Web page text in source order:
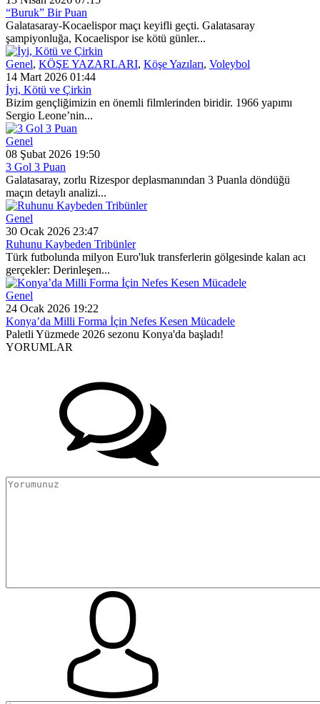
“Buruk” Bir Puan
Galatasaray-Kocaelispor maçı keyifli geçti. Galatasaray
şampiyonluğa, Kocaelispor ise kötü günler...
Genel, KÖŞE YAZARLARI, Köşe Yazıları, Voleybol
14 Mart 2026 01:44
İyi, Kötü ve Çirkin
Bizim gençliğimizin en önemli filmlerinden biridir. 1966 yapımı
Sergio Leone’nin...
Genel
08 Şubat 2026 19:50
3 Gol 3 Puan
Galatasaray, zorlu Rizespor deplasmanından 3 Puanla döndüğü
maçın detaylı analizi...
Genel
30 Ocak 2026 23:47
Ruhunu Kaybeden Tribünler
Türk futbolunda milyon Euro'luk transferlerin gölgesinde kalan acı
gerçekler: Derinleşen...
Genel
24 Ocak 2026 19:22
Konya’da Milli Forma İçin Nefes Kesen Mücadele
Paletli Yüzmede 2026 sezonu Konya'da başladı!
YORUMLAR